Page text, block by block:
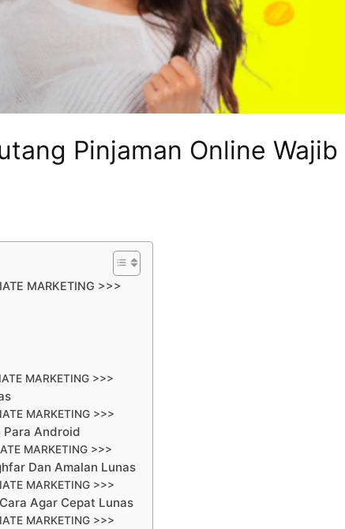
Pinjaman Online Wajib
MARKETING >>>
MARKETING >>>
MARKETING >>>
Para Android
MARKETING >>>
Dan Amalan Lunas
MARKETING >>>
Agar Cepat Lunas
MARKETING >>>